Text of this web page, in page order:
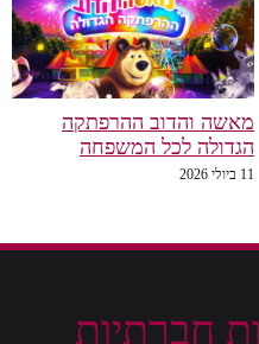
מאשה והדוב ההרפתקה
הגדולה לכל המשפחה